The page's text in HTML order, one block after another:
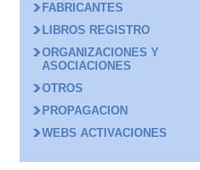
FABRICANTES
LIBROS REGISTRO
ORGANIZACIONES Y
ASOCIACIONES
OTROS
PROPAGACION
WEBS ACTIVACIONES